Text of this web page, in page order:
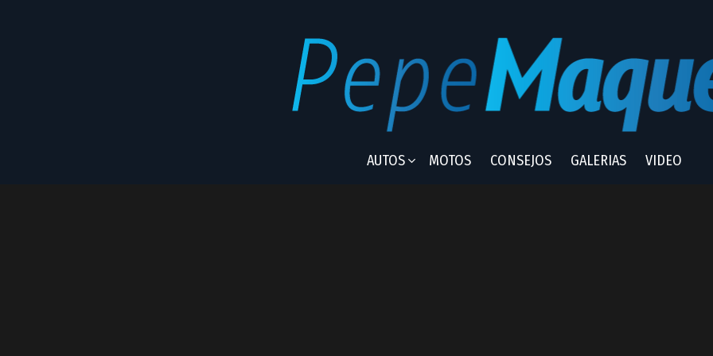
AUTOS MOTOS CONSEJOS GALERIAS VIDEO